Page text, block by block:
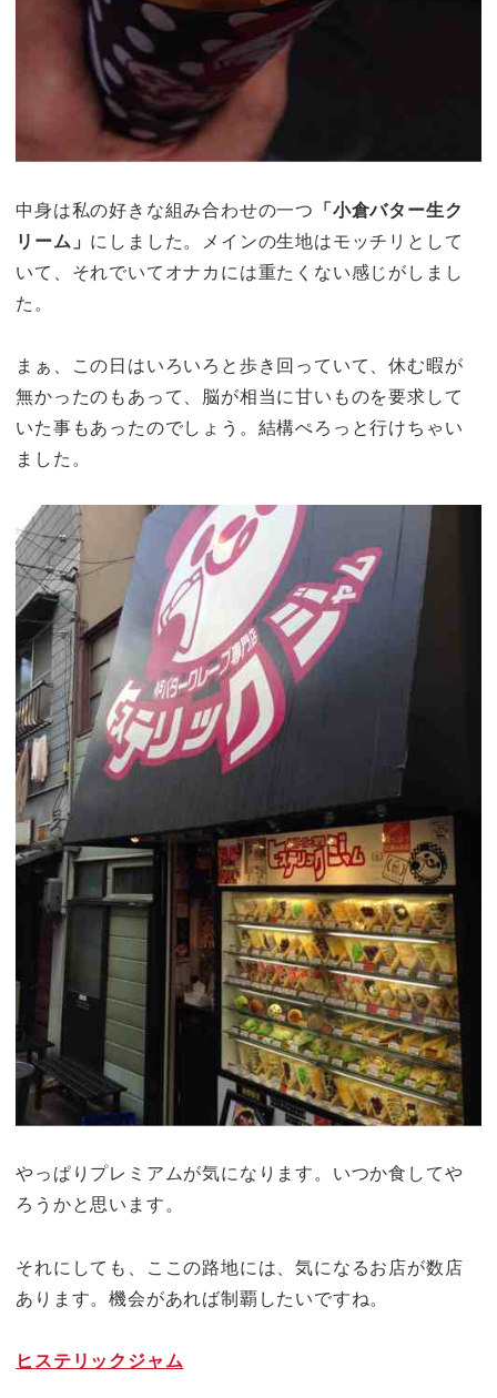
中身は私の好きな組み合わせの一つ 「小倉バター生ク
リーム」 にしました。メインの生地はモッチリとして
いて、それでいてオナカには重たくない感じがしまし
た。
まぁ、この日はいろいろと歩き回っていて、休む暇が
無かったのもあって、脳が相当に甘いものを要求して
いた事もあったのでしょう。結構ぺろっと行けちゃい
ました。
やっぱりプレミアムが気になります。いつか食してや
ろうかと思います。
それにしても、ここの路地には、気になるお店が数店
あります。機会があれば制覇したいですね。
ヒステリックジャム